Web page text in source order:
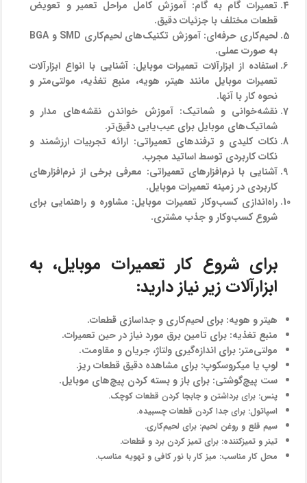
تعمیرات گام به گام: آموزش کامل مراحل تعمیر و تعویض
قطعات مختلف با جزئیات دقیق.
لحیم‌کاری حرفه‌ای:
آموزش تکنیک‌های لحیم‌کاری SMD و BGA
به صورت عملی.
استفاده از ابزارآلات تعمیرات موبایل: آشنایی با انواع ابزارآلات
تعمیرات موبایل مانند هیتر، هویه، منبع تغذیه، مولتی‌متر و
نحوه کار با آنها.
نقشه‌خوانی و شماتیک: آموزش خواندن نقشه‌های مدار و
شماتیک‌های موبایل برای عیب‌یابی دقیق‌تر.
نکات کلیدی و ترفندهای تعمیراتی: ارائه تجربیات ارزشمند و
نکات کاربردی توسط اساتید مجرب.
آشنایی با نرم‌افزارهای تعمیراتی: معرفی برخی از نرم‌افزارهای
کاربردی در زمینه تعمیرات موبایل.
راه‌اندازی کسب‌وکار تعمیرات موبایل: مشاوره و راهنمایی برای
شروع کسب‌وکار و جذب مشتری.
برای شروع کار تعمیرات موبایل، به
ابزارآلات زیر نیاز دارید:
هیتر و هویه: برای لحیم‌کاری و جداسازی قطعات.
منبع تغذیه: برای تامین برق مورد نیاز در حین تعمیرات.
مولتی‌متر: برای اندازه‌گیری ولتاژ، جریان و مقاومت.
لوپ یا میکروسکوپ: برای مشاهده دقیق قطعات ریز.
ست پیچ‌گوشتی: برای باز و بسته کردن پیچ‌های موبایل.
پنس: برای برداشتن و جابجا کردن قطعات کوچک.
اسپاتول: برای جدا کردن قطعات چسبیده.
سیم قلع و روغن لحیم: برای لحیم‌کاری.
تینر و تمیزکننده: برای تمیز کردن برد و قطعات.
محل کار مناسب: میز کار با نور کافی و تهویه مناسب.